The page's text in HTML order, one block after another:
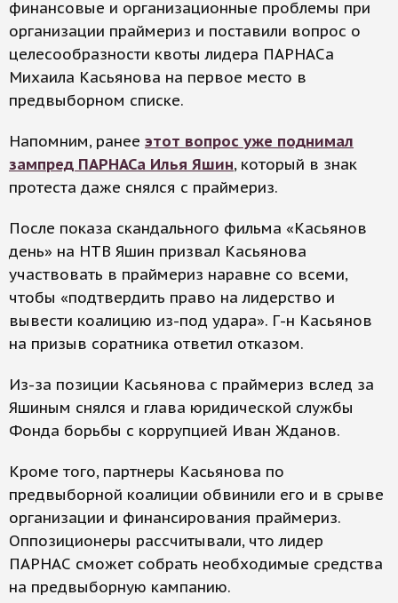
финансовые и организационные проблемы при
организации праймериз и поставили вопрос о
целесообразности квоты лидера ПАРНАСа
Михаила Касьянова на первое место в
предвыборном списке.
Напомним, ранее этот вопрос уже поднимал
зампред ПАРНАСа Илья Яшин, который в знак
протеста даже снялся с праймериз.
После показа скандального фильма «Касьянов
день» на НТВ Яшин призвал Касьянова
участвовать в праймериз наравне со всеми,
чтобы «подтвердить право на лидерство и
вывести коалицию из-под удара». Г-н Касьянов
на призыв соратника ответил отказом.
Из-за позиции Касьянова с праймериз вслед за
Яшиным снялся и глава юридической службы
Фонда борьбы с коррупцией Иван Жданов.
Кроме того, партнеры Касьянова по
предвыборной коалиции обвинили его и в срыве
организации и финансирования праймериз.
Оппозиционеры рассчитывали, что лидер
ПАРНАС сможет собрать необходимые средства
на предвыборную кампанию.